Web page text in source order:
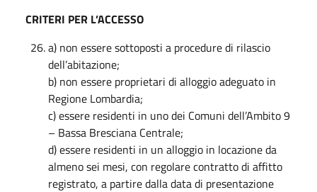
CRITERI PER L’ACCESSO
a) non essere sottoposti a procedure di rilascio
dell’abitazione;
b) non essere proprietari di alloggio adeguato in
Regione Lombardia;
c) essere residenti in uno dei Comuni dell’Ambito 9
– Bassa Bresciana Centrale;
d) essere residenti in un alloggio in locazione da
almeno sei mesi, con regolare contratto di affitto
registrato, a partire dalla data di presentazione